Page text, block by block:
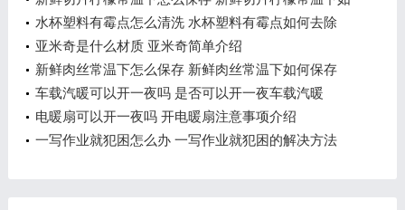
何保存
水杯塑料有霉点怎么清洗 水杯塑料有霉点如何去除
亚米奇是什么材质 亚米奇简单介绍
新鲜肉丝常温下怎么保存 新鲜肉丝常温下如何保存
车载汽暖可以开一夜吗 是否可以开一夜车载汽暖
电暖扇可以开一夜吗 开电暖扇注意事项介绍
一写作业就犯困怎么办 一写作业就犯困的解决方法